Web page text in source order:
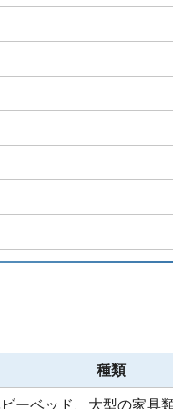
種類
ーベッド、大型の家具